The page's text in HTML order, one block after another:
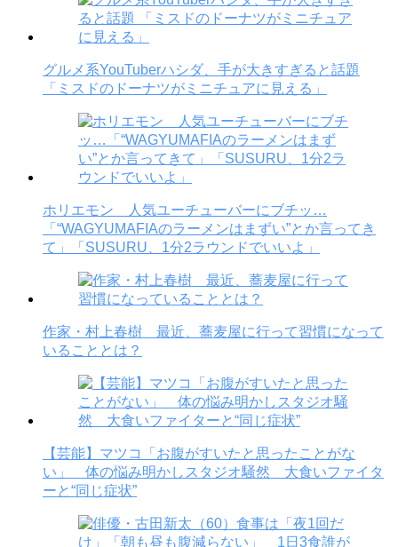
グルメ系YouTuberハシダ、手が大きすぎると話題
「ミスドのドーナツがミニチュアに見える」
ホリエモン 人気ユーチューバーにブチッ…
「“WAGYUMAFIAのラーメンはまずい”とか言ってき
て」「SUSURU、1分2ラウンドでいいよ」
作家・村上春樹 最近、蕎麦屋に行って習慣になって
いることとは？
【芸能】マツコ「お腹がすいたと思ったことがな
い」 体の悩み明かしスタジオ騒然 大食いファイタ
ーと“同じ症状”